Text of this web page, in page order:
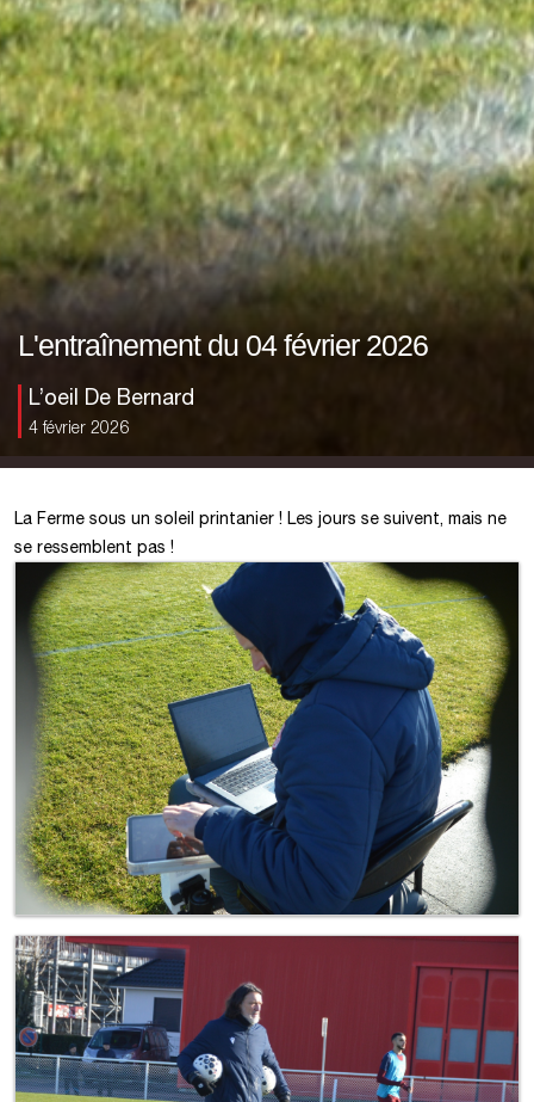
L'entraînement du 04 février 2026
L’oeil De Bernard
4 février 2026
La Ferme sous un soleil printanier ! Les jours se suivent, mais ne
se ressemblent pas !